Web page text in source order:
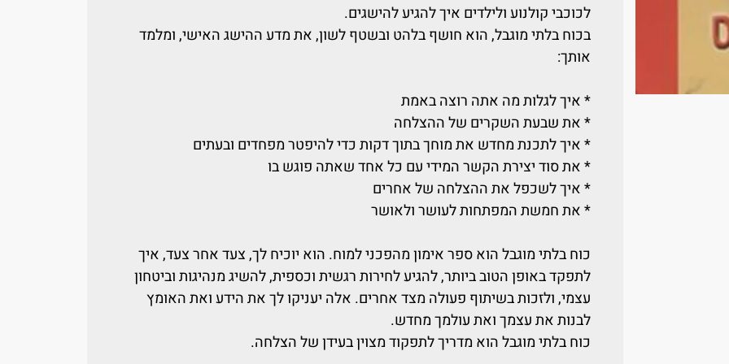
לכוכבי קולנוע ולילדים איך להגיע להישגים.
בכוח בלתי מוגבל, הוא חושף בלהט ובשטף לשון, את מדע ההישג האישי, ומלמד
אותך:
* איך לגלות מה אתה רוצה באמת
* את שבעת השקרים של ההצלחה
* איך לתכנת מחדש את מוחך בתוך דקות כדי להיפטר מפחדים ובעתים
* את סוד יצירת הקשר המידי עם כל אחד שאתה פוגש בו
* איך לשכפל את ההצלחה של אחרים
* את חמשת המפתחות לעושר ולאושר
כוח בלתי מוגבל הוא ספר אימון מהפכני למוח. הוא יוכיח לך, צעד אחר צעד, איך
לתפקד באופן הטוב ביותר, להגיע לחירות רגשית וכספית, להשיג מנהיגות וביטחון
עצמי, ולזכות בשיתוף פעולה מצד אחרים. אלה יעניקו לך את הידע ואת האומץ
לבנות את עצמך ואת עולמך מחדש.
כוח בלתי מוגבל הוא מדריך לתפקוד מצוין בעידן של הצלחה.